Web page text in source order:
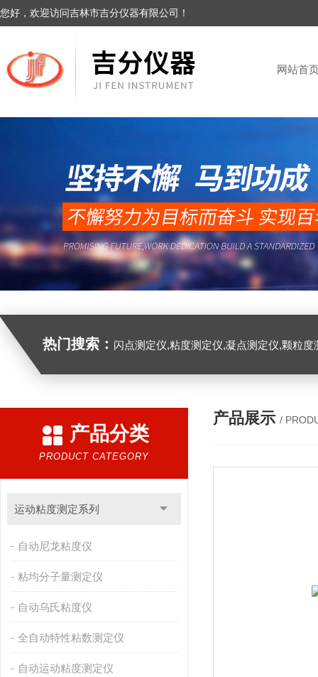
您好，欢迎访问吉林市吉分仪器有限公司！
网站首
热门搜索： 闪点测定仪,粘度测定仪,凝点测定仪,颗粒
产品分类
PRODUCT CATEGORY
运动粘度测定系列
自动尼龙粘度仪
粘均分子量测定仪
自动乌氏粘度仪
全自动特性粘数测定仪
自动运动粘度测定仪
产品展示 /